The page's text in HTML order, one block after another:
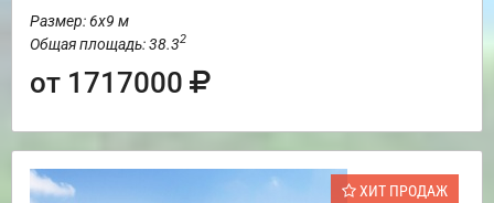
Размер: 6х9 м
Общая площадь: 38.32
от 1717000
ХИТ ПРОДАЖ